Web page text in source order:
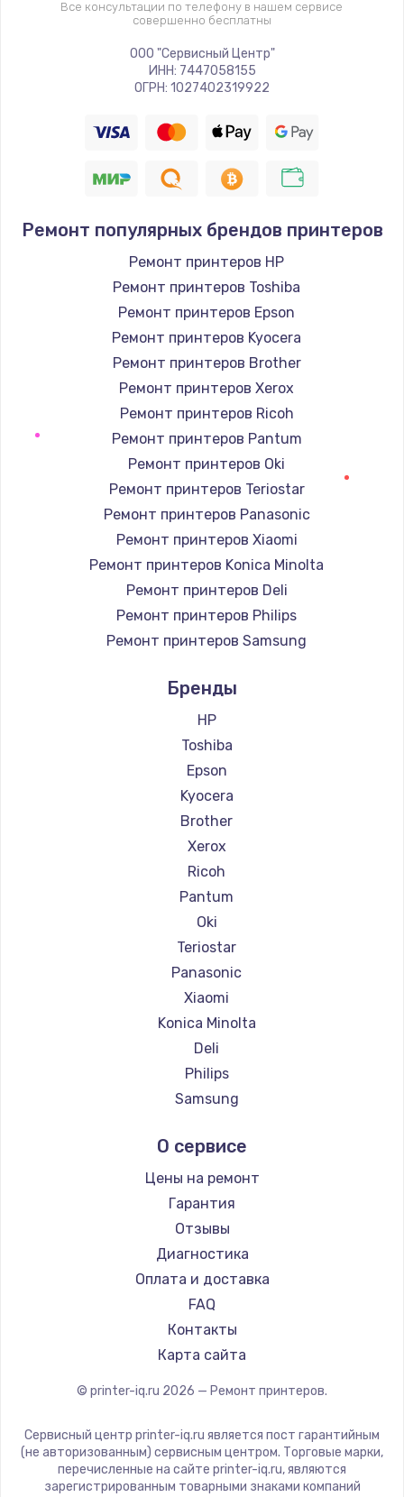
Все консультации по телефону в нашем сервисе
совершенно бесплатны
ООО "Сервисный Центр"
ИНН: 7447058155
ОГРН: 1027402319922
Ремонт популярных брендов принтеров
Ремонт принтеров HP
Ремонт принтеров Toshiba
Ремонт принтеров Epson
Ремонт принтеров Kyocera
Ремонт принтеров Brother
Ремонт принтеров Xerox
Ремонт принтеров Ricoh
Ремонт принтеров Pantum
Ремонт принтеров Oki
Ремонт принтеров Teriostar
Ремонт принтеров Panasonic
Ремонт принтеров Xiaomi
Ремонт принтеров Konica Minolta
Ремонт принтеров Deli
Ремонт принтеров Philips
Ремонт принтеров Samsung
Ремонт принтеров Lexmark
Ремонт принтеров Sharp
Ремонт принтеров TSC
Ремонт принтеров Fujitsu
Ремонт принтеров Godex
Бренды
HP
Toshiba
Epson
Kyocera
Brother
Xerox
Ricoh
Pantum
Oki
Teriostar
Panasonic
Xiaomi
Konica Minolta
Deli
Philips
Samsung
Lexmark
Sharp
TSC
Fujitsu
Godex
О сервисе
Цены на ремонт
Гарантия
Отзывы
Диагностика
Оплата и доставка
FAQ
Контакты
Карта сайта
© printer-iq.ru 2026 — Ремонт принтеров.
Сервисный центр printer-iq.ru является пост гарантийным
(не авторизованным) сервисным центром. Торговые марки,
перечисленные на сайте printer-iq.ru, являются
зарегистрированным товарными знаками компаний